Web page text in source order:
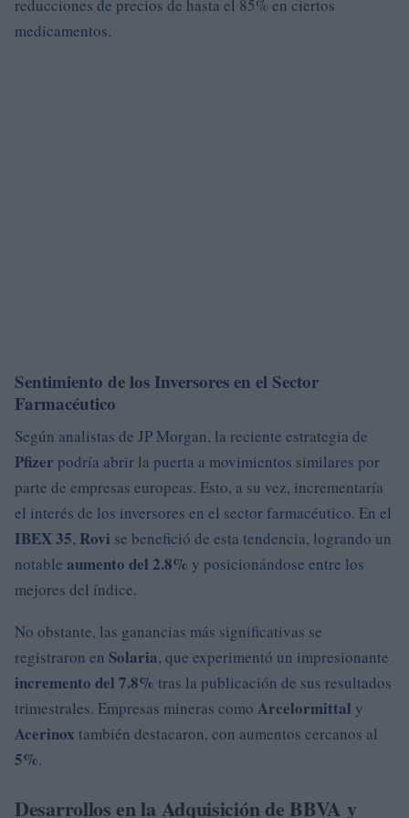
reducciones de precios de hasta el 85% en ciertos
medicamentos.
Sentimiento de los Inversores en el Sector
Farmacéutico
Según analistas de JP Morgan, la reciente estrategia de
Pfizer podría abrir la puerta a movimientos similares por
parte de empresas europeas. Esto, a su vez, incrementaría
el interés de los inversores en el sector farmacéutico. En el
IBEX 35, Rovi se benefició de esta tendencia, logrando un
notable aumento del 2.8% y posicionándose entre los
mejores del índice.
No obstante, las ganancias más significativas se
registraron en Solaria, que experimentó un impresionante
incremento del 7.8% tras la publicación de sus resultados
trimestrales. Empresas mineras como Arcelormittal y
Acerinox también destacaron, con aumentos cercanos al
5%.
Desarrollos en la Adquisición de BBVA y